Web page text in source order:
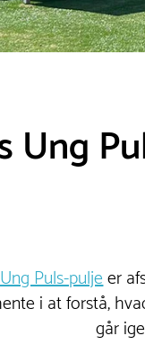
Ung
Puls-puljeer
i at forstå,
går